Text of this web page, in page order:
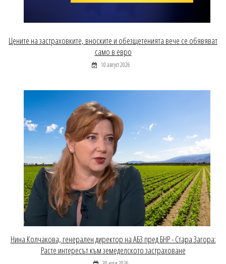
Цените на застраховките, вноските и обезщетенията вече се обявяват
само в евро
10 август 2026
Нина Колчакова, генерален директор на АБЗ пред БНР - Стара Загора:
Расте интересът към земеделското застраховане